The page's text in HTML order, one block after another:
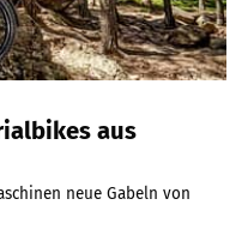
aus
neue Gabeln von